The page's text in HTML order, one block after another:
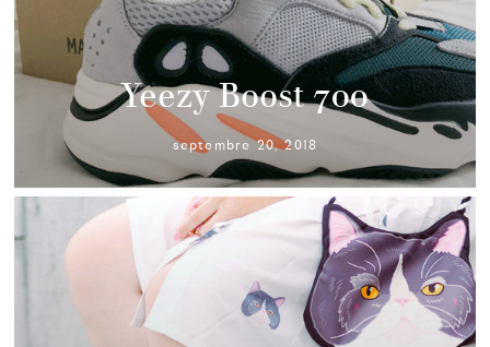
Yeezy Boost 700
septembre 20, 2018